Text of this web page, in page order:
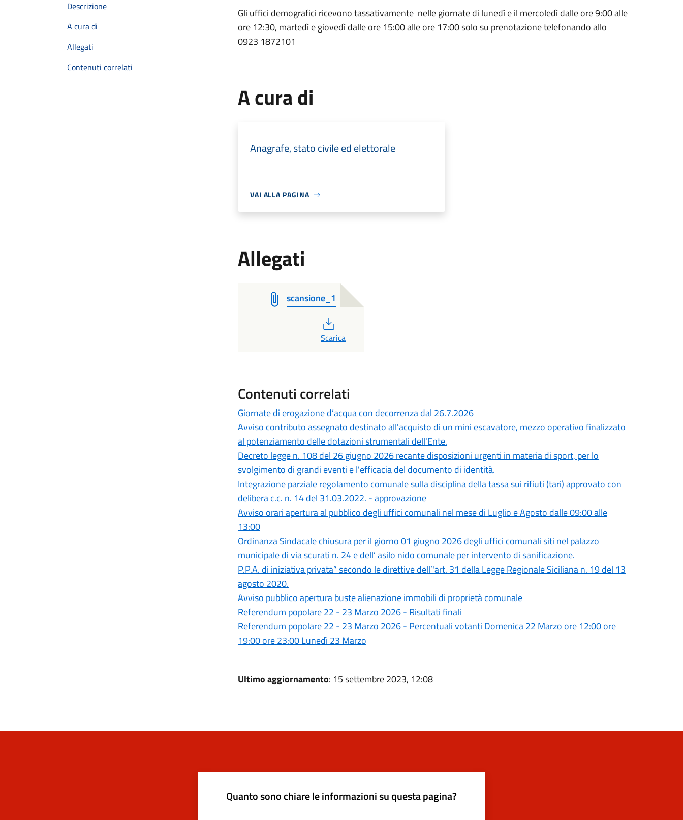
Descrizione
A cura di
Allegati
Contenuti correlati
Gli uffici demografici ricevono tassativamente nelle giornate di lunedì e il mercoledì dalle ore 9:00 alle
ore 12:30, martedì e giovedì dalle ore 15:00 alle ore 17:00 solo su prenotazione telefonando allo
0923 1872101
A cura di
Anagrafe, stato civile ed elettorale
VAI ALLA PAGINA
Allegati
scansione_1
PDF
Scarica
Contenuti correlati
Giornate di erogazione d’acqua con decorrenza dal 26.7.2026
Avviso contributo assegnato destinato all'acquisto di un mini escavatore, mezzo operativo finalizzato
al potenziamento delle dotazioni strumentali dell'Ente.
Decreto legge n. 108 del 26 giugno 2026 recante disposizioni urgenti in materia di sport, per lo
svolgimento di grandi eventi e l'efficacia del documento di identità.
Integrazione parziale regolamento comunale sulla disciplina della tassa sui rifiuti (tari) approvato con
delibera c.c. n. 14 del 31.03.2022. - approvazione
Avviso orari apertura al pubblico degli uffici comunali nel mese di Luglio e Agosto dalle 09:00 alle
13:00
Ordinanza Sindacale chiusura per il giorno 01 giugno 2026 degli uffici comunali siti nel palazzo
municipale di via scurati n. 24 e dell’ asilo nido comunale per intervento di sanificazione.
P.P.A. di iniziativa privata” secondo le direttive dell’'art. 31 della Legge Regionale Siciliana n. 19 del 13
agosto 2020.
Avviso pubblico apertura buste alienazione immobili di proprietà comunale
Referendum popolare 22 - 23 Marzo 2026 - Risultati finali
Referendum popolare 22 - 23 Marzo 2026 - Percentuali votanti Domenica 22 Marzo ore 12:00 ore
19:00 ore 23:00 Lunedì 23 Marzo
Ultimo aggiornamento: 15 settembre 2023, 12:08
Quanto sono chiare le informazioni su questa pagina?